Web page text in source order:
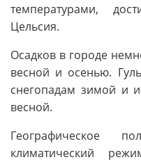
температурами,
Цельсия.
Осадков в городе
весной и осенью.
снегопадам зимой и
весной.
Географическое
климатический